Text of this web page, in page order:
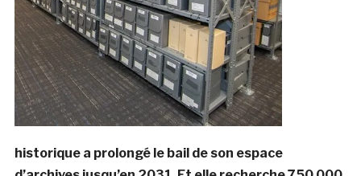
historique a prolongé le bail de son espace